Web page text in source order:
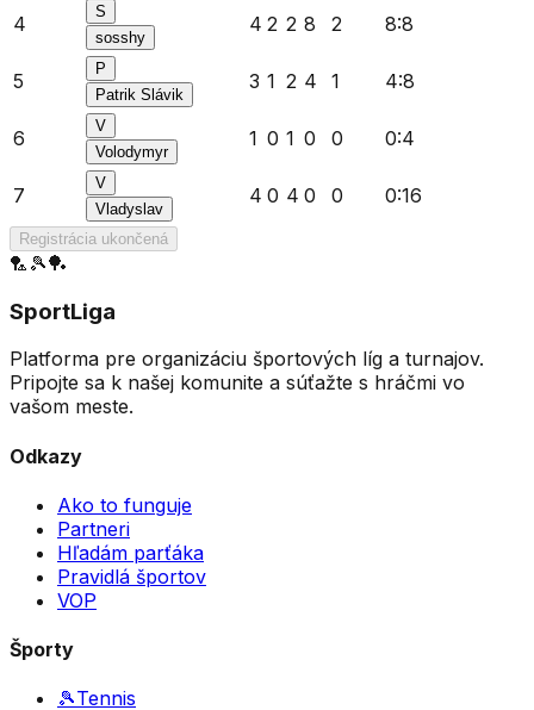
4
S
sosshy
4 2 2 8 2 8:8
5
P
Patrik Slávik
3 1 2 4 1 4:8
6
V
Volodymyr
1 0 1 0 0 0:4
7
V
Vladyslav
4 0 4 0 0 0:16
Registrácia ukončená
🏸 🎾🏓
SportLiga
Platforma pre organizáciu športových líg a turnajov.
Pripojte sa k našej komunite a súťažte s hráčmi vo
vašom meste.
Odkazy
Ako to funguje
Partneri
Hľadám parťáka
Pravidlá športov
VOP
Športy
🎾Tennis